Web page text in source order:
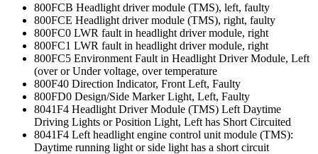
800FCB Headlight driver module (TMS), left, faulty
800FCE Headlight driver module (TMS), right, faulty
800FC0 LWR fault in headlight driver module, right
800FC1 LWR fault in headlight driver module, right
800FC5 Environment Fault in Headlight Driver Module, Left
(over or Under voltage, over temperature
800F40 Direction Indicator, Front Left, Faulty
800FD0 Design/Side Marker Light, Left, Faulty
8041F4 Headlight Driver Module (TMS) Left Daytime
Driving Lights or Position Light, Left has Short Circuited
8041F4 Left headlight engine control unit module (TMS):
Daytime running light or side light has a short circuit